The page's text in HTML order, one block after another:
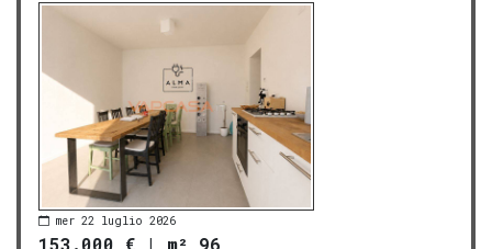
mer 22 luglio 2026
153.000 € | m² 96